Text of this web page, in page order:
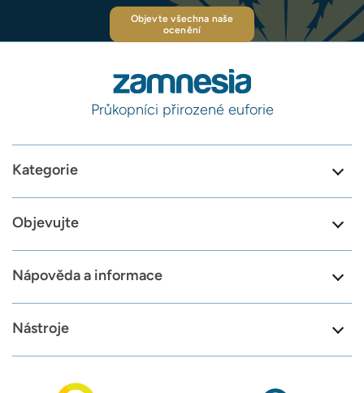
Objevte všechna naše
ocenění
Průkopníci přirozené euforie
Kategorie
Objevujte
Nápověda a informace
Nástroje